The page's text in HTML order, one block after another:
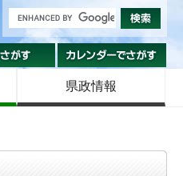
組織でさがす
県政情報